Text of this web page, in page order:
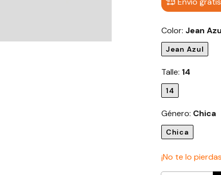
Color: Jean
Jean Azul
Talle: 14
14
Género: Chica
Chica
¡No te lo